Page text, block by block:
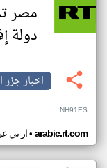
مصر
دولة
اخبار جزر
NH91ES
ار تي• arabic.rt.com